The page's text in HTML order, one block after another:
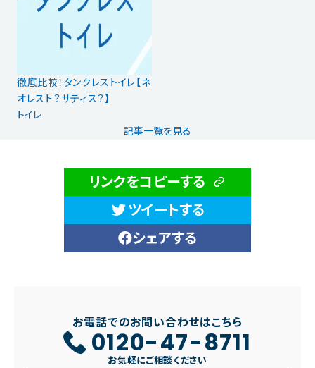
徹底比較！タンクレストイレ【ネ
オレスト？サティス？】
トイレ
記事一覧を見る
リンクをコピーする
ツイートする
シェアする
お電話でのお問い合わせはこちら
0120-47-8711
お気軽にご相談ください